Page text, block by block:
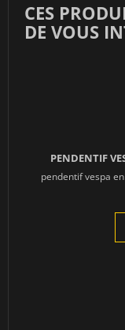
CES
DE VOUS
PENDENTIF
pendentif vespa